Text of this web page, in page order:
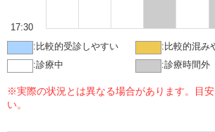
17:30
: 比較的受診しやすい : 比較的混み
:診療中 :診療時間外
※実際の状況とは異なる場合があります。目
い。